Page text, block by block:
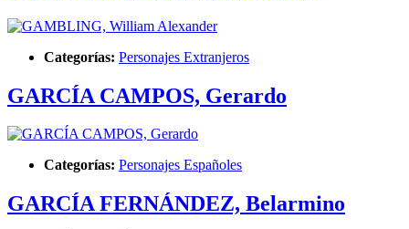
Categorías: Personajes Extranjeros
GARCÍA CAMPOS, Gerardo
Categorías: Personajes Españoles
GARCÍA FERNÁNDEZ, Belarmino